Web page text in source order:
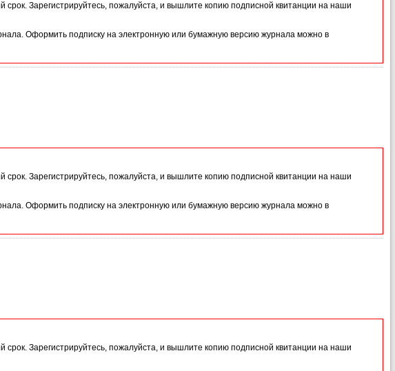
Зарегистрируйтесь, пожалуйста, и вышлите копию подписной квитанции на наши
Оформить подписку на электронную или бумажную версию журнала можно в
Зарегистрируйтесь, пожалуйста, и вышлите копию подписной квитанции на наши
Оформить подписку на электронную или бумажную версию журнала можно в
Зарегистрируйтесь, пожалуйста, и вышлите копию подписной квитанции на наши